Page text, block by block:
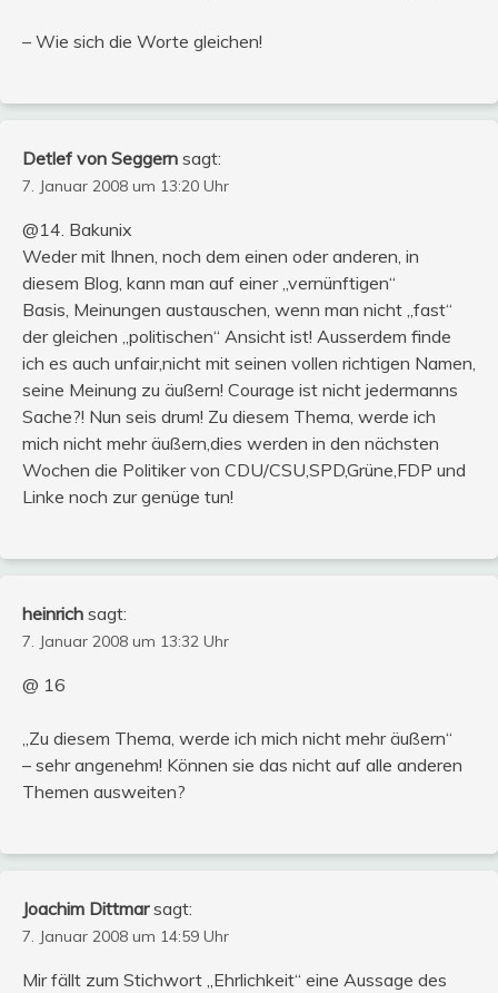
– Wie sich die Worte gleichen!
Detlef von Seggern sagt:
7. Januar 2008 um 13:20 Uhr
@14. Bakunix
Weder mit Ihnen, noch dem einen oder anderen, in
diesem Blog, kann man auf einer „vernünftigen“
Basis, Meinungen austauschen, wenn man nicht „fast“
der gleichen „politischen“ Ansicht ist! Ausserdem finde
ich es auch unfair,nicht mit seinen vollen richtigen Namen,
seine Meinung zu äußern! Courage ist nicht jedermanns
Sache?! Nun seis drum! Zu diesem Thema, werde ich
mich nicht mehr äußern,dies werden in den nächsten
Wochen die Politiker von CDU/CSU,SPD,Grüne,FDP und
Linke noch zur genüge tun!
heinrich sagt:
7. Januar 2008 um 13:32 Uhr
@ 16
„Zu diesem Thema, werde ich mich nicht mehr äußern“
– sehr angenehm! Können sie das nicht auf alle anderen
Themen ausweiten?
Joachim Dittmar sagt:
7. Januar 2008 um 14:59 Uhr
Mir fällt zum Stichwort „Ehrlichkeit“ eine Aussage des